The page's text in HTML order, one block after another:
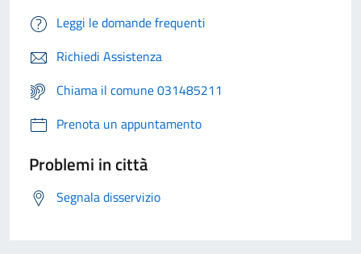
Leggi le domande frequenti
Richiedi Assistenza
Chiama il comune 031485211
Prenota un appuntamento
Problemi in città
Segnala disservizio